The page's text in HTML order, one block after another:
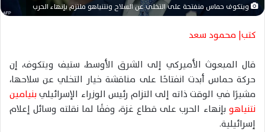
ر
ي
ا
ويتكوف حماس منفتحة على التخلي عن السلاح ونتنياهو ملتزم بإنهاء الحرب
كتب| محمود سعد
قال المبعوث الأميركي إلى الشرق الأوسط، ستيف ويتكوف، إن
حركة حماس أبدت انفتاحًا على مناقشة خيار التخلي عن سلاحها،
مشيرًا في الوقت ذاته إلى التزام رئيس الوزراء الإسرائيليبنيامين
نتنياهو بإنهاء الحرب على قطاع غزة، وفقًا لما نقلته وسائل إعلام
إسرائيلية.